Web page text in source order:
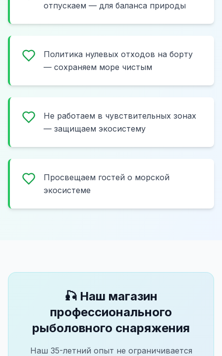
отпускаем — для баланса природы
Политика нулевых отходов на борту
— сохраняем море чистым
Не работаем в чувствительных зонах
— защищаем экосистему
Просвещаем гостей о морской
экосистеме
🎣 Наш магазин
профессионального
рыболовного снаряжения
Наш 35-летний опыт не ограничивается